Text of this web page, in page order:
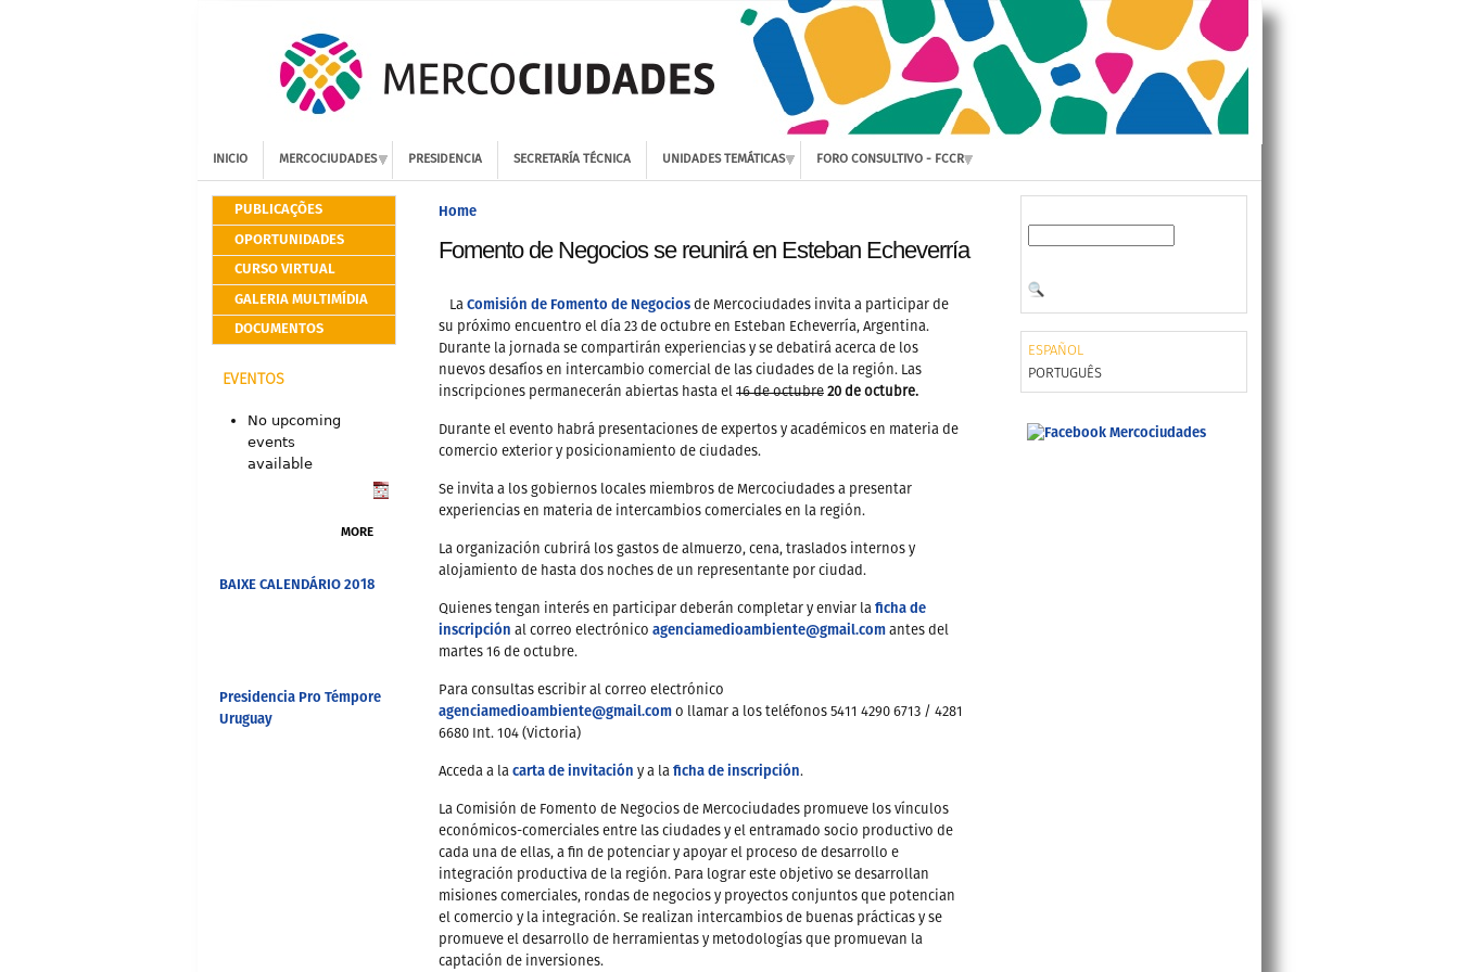
INICIO MERCOCIUDADES PRESIDENCIA SECRETARÍA TÉCNICA UNIDADES TEMÁTICAS FORO CONSULTIVO - FCCR
PUBLICAÇÕES
OPORTUNIDADES
CURSO VIRTUAL
GALERIA MULTIMÍDIA
DOCUMENTOS
EVENTOS
No upcoming
events
available
MORE
BAIXE CALENDÁRIO 2018
Presidencia Pro Témpore
Uruguay
Home
Fomento de Negocios se reunirá en Esteban Echeverría
La Comisión de Fomento de Negocios de Mercociudades invita a participar de
su próximo encuentro el día 23 de octubre en Esteban Echeverría, Argentina.
Durante la jornada se compartirán experiencias y se debatirá acerca de los
nuevos desafíos en intercambio comercial de las ciudades de la región. Las
inscripciones permanecerán abiertas hasta el 16 de octubre 20 de octubre.
Durante el evento habrá presentaciones de expertos y académicos en materia de
comercio exterior y posicionamiento de ciudades.
Se invita a los gobiernos locales miembros de Mercociudades a presentar
experiencias en materia de intercambios comerciales en la región.
La organización cubrirá los gastos de almuerzo, cena, traslados internos y
alojamiento de hasta dos noches de un representante por ciudad.
Quienes tengan interés en participar deberán completar y enviar la ficha de
inscripción al correo electrónico agenciamedioambiente@gmail.com antes del
martes 16 de octubre.
Para consultas escribir al correo electrónico
agenciamedioambiente@gmail.com o llamar a los teléfonos 5411 4290 6713 / 4281
6680 Int. 104 (Victoria)
Acceda a la carta de invitación y a la ficha de inscripción.
La Comisión de Fomento de Negocios de Mercociudades promueve los vínculos
económicos-comerciales entre las ciudades y el entramado socio productivo de
cada una de ellas, a fin de potenciar y apoyar el proceso de desarrollo e
integración productiva de la región. Para lograr este objetivo se desarrollan
misiones comerciales, rondas de negocios y proyectos conjuntos que potencian
el comercio y la integración. Se realizan intercambios de buenas prácticas y se
promueve el desarrollo de herramientas y metodologías que promuevan la
captación de inversiones.
ESPAÑOL
PORTUGUÊS